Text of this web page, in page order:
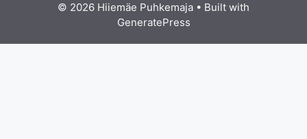
© 2026 Hiiemäe Puhkemaja • Built with
GeneratePress